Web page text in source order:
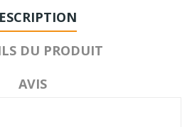
DU PRODUIT
AVIS